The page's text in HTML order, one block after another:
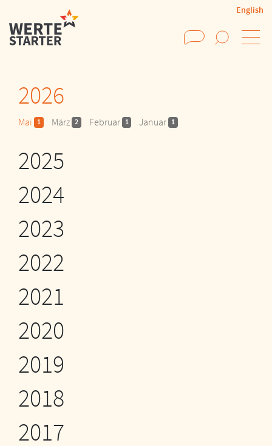
English
Suchen
2026
Mai 1 März 2 Februar 1 Januar 1
2025
2024
2023
2022
2021
2020
2019
2018
2017